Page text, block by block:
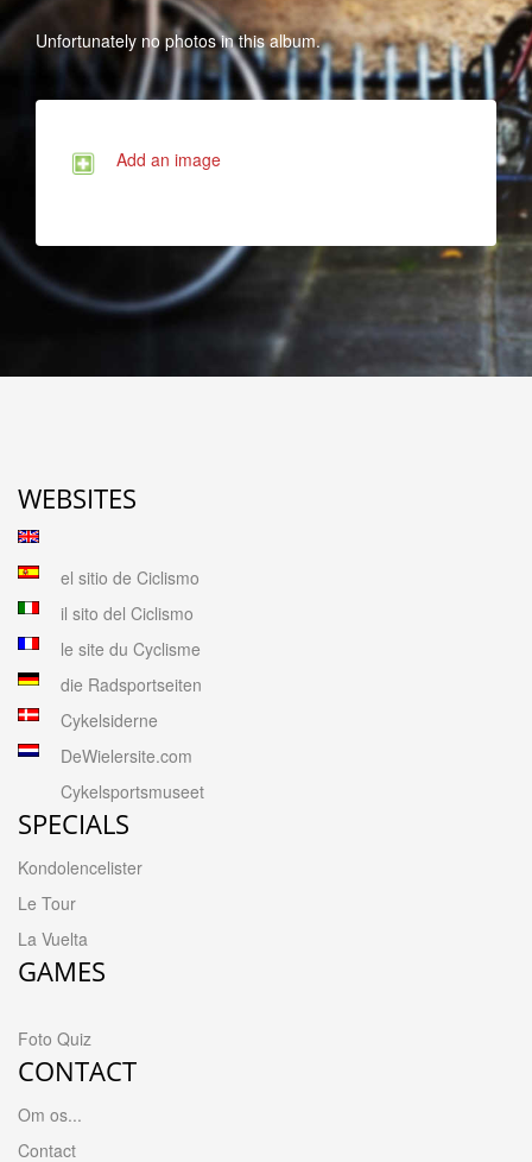
Unfortunately no photos in this album.
Add an image
WEBSITES
el sitio de Ciclismo
il sito del Ciclismo
le site du Cyclisme
die Radsportseiten
Cykelsiderne
DeWielersite.com
Cykelsportsmuseet
SPECIALS
Kondolencelister
Le Tour
La Vuelta
GAMES
Foto Quiz
CONTACT
Om os...
Contact